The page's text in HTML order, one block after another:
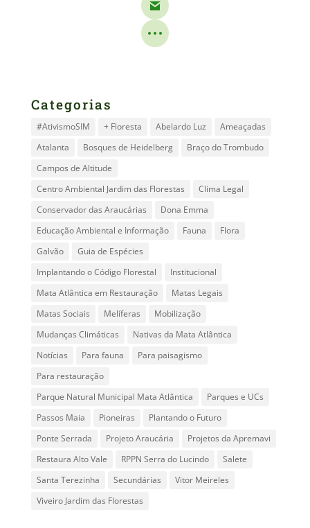
Categorias
#AtivismoSIM + Floresta Abelardo Luz
Ameaçadas
Atalanta
Bosques de Heidelberg
Braço do Trombudo
Campos de Altitude
Centro Ambiental Jardim das Florestas
Clima Legal
Conservador das Araucárias
Dona Emma
Educação Ambiental e Informação
Fauna
Flora
Galvão
Guia de Espécies
Implantando o Código Florestal
Institucional
Mata Atlântica em Restauração
Matas Legais
Matas Sociais
Melíferas
Mobilização
Mudanças Climáticas
Nativas da Mata Atlântica
Notícias
Para fauna
Para paisagismo
Para restauração
Parque Natural Municipal Mata Atlântica
Parques e UCs
Passos Maia
Pioneiras
Plantando o Futuro
Ponte Serrada
Projeto Araucária
Projetos da Apremavi
Restaura Alto Vale
RPPN Serra do Lucindo
Salete
Santa Terezinha
Secundárias
Vitor Meireles
Viveiro Jardim das Florestas